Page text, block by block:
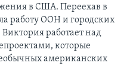
в США. Переехав в
работу ООН и городских
Виктория работает над
которые
американских